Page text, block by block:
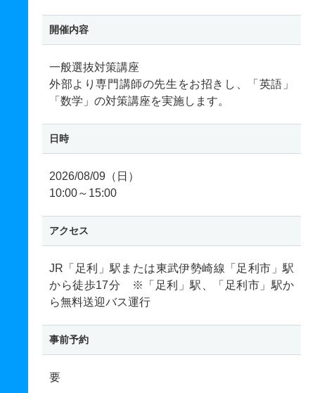
開催内容
一般選抜対策講座
外部より専門講師の先生をお招きし、「英語」
「数学」の対策講座を実施します。
日時
2026/08/09（日）
10:00～15:00
アクセス
JR「足利」駅または東武伊勢崎線「足利市」駅
から徒歩17分 ※「足利」駅、「足利市」駅か
ら無料送迎バス運行
事前予約
要